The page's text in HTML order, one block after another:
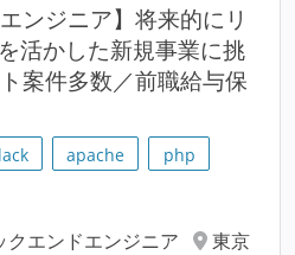
ンジニア】将来的にリ
活かした新規事業に挑
案件多数／前職給与保
apache
php
クエンドエンジニア
東京